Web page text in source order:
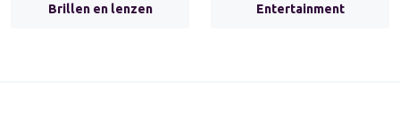
Brillen en lenzen Entertainment